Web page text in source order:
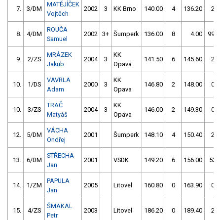
7. 3/DM
MATĚJÍČEK
Vojtěch
2002 3 KK Brno 140.00 4 136.20 2
8. 4/DM
ROUČA
Samuel
2002 3+ Šumperk 136.00 8 4.00 999
9. 2/ZS
MRÁZEK
Jakub
2004 3
KK
Opava
141.50 6 145.60 2
10. 1/DS
VAVRLA
Adam
2000 3
KK
Opava
146.80 2 148.00 0
10. 3/ZS
TRAČ
Matyáš
2004 3
KK
Opava
146.00 2 149.30 0
12. 5/DM
VÁCHA
Ondřej
2001 Šumperk 148.10 4 150.40 2
13. 6/DM
STŘECHA
Jan
2001 VSDK 149.20 6 156.00 52
14. 1/ZM
PAPULA
Jan
2005 Litovel 160.80 0 163.90 0
15. 4/ZS
ŠMAKAL
Petr
2003 Litovel 186.20 0 189.40 2